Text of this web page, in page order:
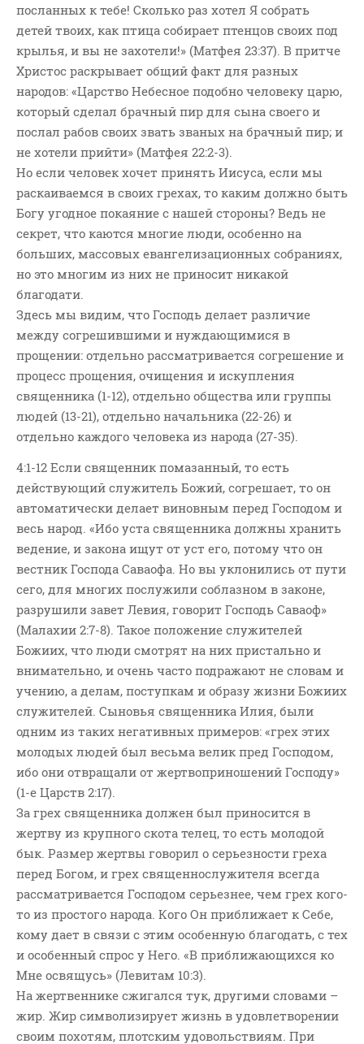
Семинары Для Лидеров/
Служителей
Слово Из Слова
Цитата
посланных к тебе! Сколько раз хотел Я собрать
детей твоих, как птица собирает птенцов своих под
крылья, и вы не захотели!» (Матфея 23:37). В притче
Христос раскрывает общий факт для разных
народов: «Царство Небесное подобно человеку царю,
который сделал брачный пир для сына своего и
послал рабов своих звать званых на брачный пир; и
не хотели прийти» (Матфея 22:2-3).
Но если человек хочет принять Иисуса, если мы
раскаиваемся в своих грехах, то каким должно быть
Богу угодное покаяние с нашей стороны? Ведь не
секрет, что каются многие люди, особенно на
больших, массовых евангелизационных собраниях,
но это многим из них не приносит никакой
благодати.
Здесь мы видим, что Господь делает различие
между согрешившими и нуждающимися в
прощении: отдельно рассматривается согрешение и
процесс прощения, очищения и искупления
священника (1-12), отдельно общества или группы
людей (13-21), отдельно начальника (22-26) и
отдельно каждого человека из народа (27-35).
4:1-12 Если священник помазанный, то есть
действующий служитель Божий, согрешает, то он
автоматически делает виновным перед Господом и
весь народ. «Ибо уста священника должны хранить
ведение, и закона ищут от уст его, потому что он
вестник Господа Саваофа. Но вы уклонились от пути
сего, для многих послужили соблазном в законе,
разрушили завет Левия, говорит Господь Саваоф»
(Малахии 2:7-8). Такое положение служителей
Божиих, что люди смотрят на них пристально и
внимательно, и очень часто подражают не словам и
учению, а делам, поступкам и образу жизни Божиих
служителей. Сыновья священника Илия, были
одним из таких негативных примеров: «грех этих
молодых людей был весьма велик пред Господом,
ибо они отвращали от жертвоприношений Господу»
(1-е Царств 2:17).
За грех священника должен был приносится в
жертву из крупного скота телец, то есть молодой
бык. Размер жертвы говорил о серьезности греха
перед Богом, и грех священнослужителя всегда
рассматривается Господом серьезнее, чем грех кого-
то из простого народа. Кого Он приближает к Себе,
кому дает в связи с этим особенную благодать, с тех
и особенный спрос у Него. «В приближающихся ко
Мне освящусь» (Левитам 10:3).
На жертвеннике сжигался тук, другими словами –
жир. Жир символизирует жизнь в удовлетворении
своим похотям, плотским удовольствиям. При